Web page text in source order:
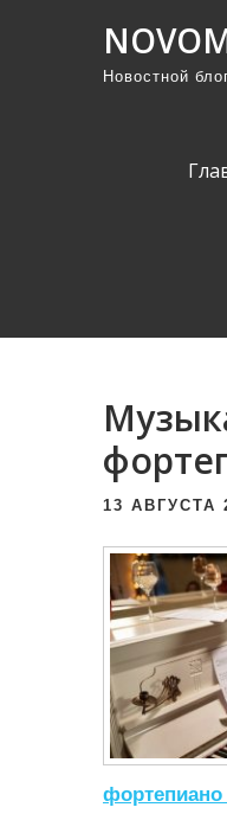
Новостной
13 АВГУСТА